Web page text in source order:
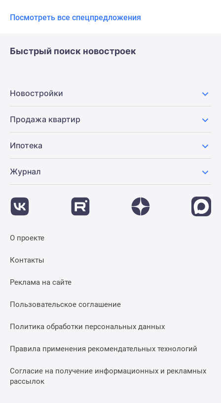
Посмотреть все спецпредложения
Быстрый поиск новостроек
Новостройки
Продажа квартир
Ипотека
Журнал
О проекте
Контакты
Реклама на сайте
Пользовательское соглашение
Политика обработки персональных данных
Правила применения рекомендательных технологий
Согласие на получение информационных и рекламных
рассылок